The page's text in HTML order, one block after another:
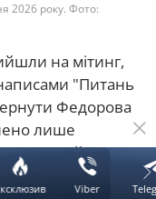
2026 року. Фото:
на мітинг,
"Питань
Федорова
лише
повертайте
Viber